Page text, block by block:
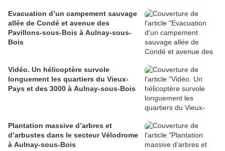
Evacuation d’un campement sauvage
allée de Condé et avenue des
Pavillons-sous-Bois à Aulnay-sous-
Bois
Vidéo. Un hélicoptère survole
longuement les quartiers du Vieux-
Pays et des 3000 à Aulnay-sous-Bois
Plantation massive d’arbres et
d’arbustes dans le secteur Vélodrome
à Aulnay-sous-Bois